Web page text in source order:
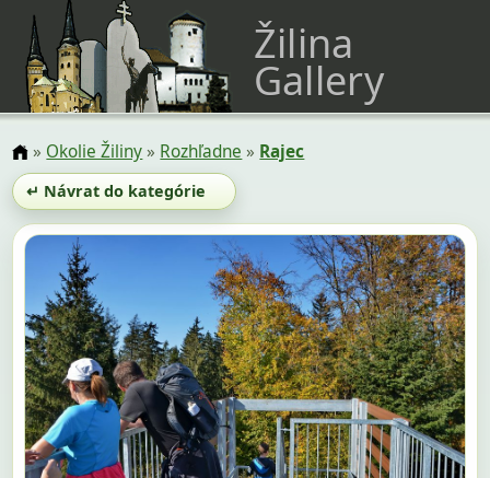
Žilina
Gallery
» Okolie Žiliny» Rozhľadne » Rajec
↵ Návrat do kategórie